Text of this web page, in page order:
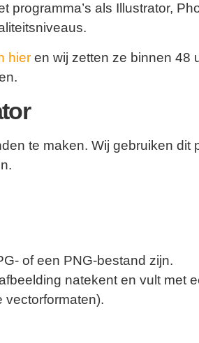
als Illustrator,
hier en wij zetten ze binnen 48
te maken. Wij gebruiken
of een PNG-bestand zijn.
natekent en vult met
vectorformaten).